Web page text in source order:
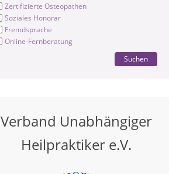
Zertifizierte Osteopathen
Soziales Honorar
Fremdsprache
Online-Fernberatung
Suchen
Verband Unabhängiger
Heilpraktiker e.V.